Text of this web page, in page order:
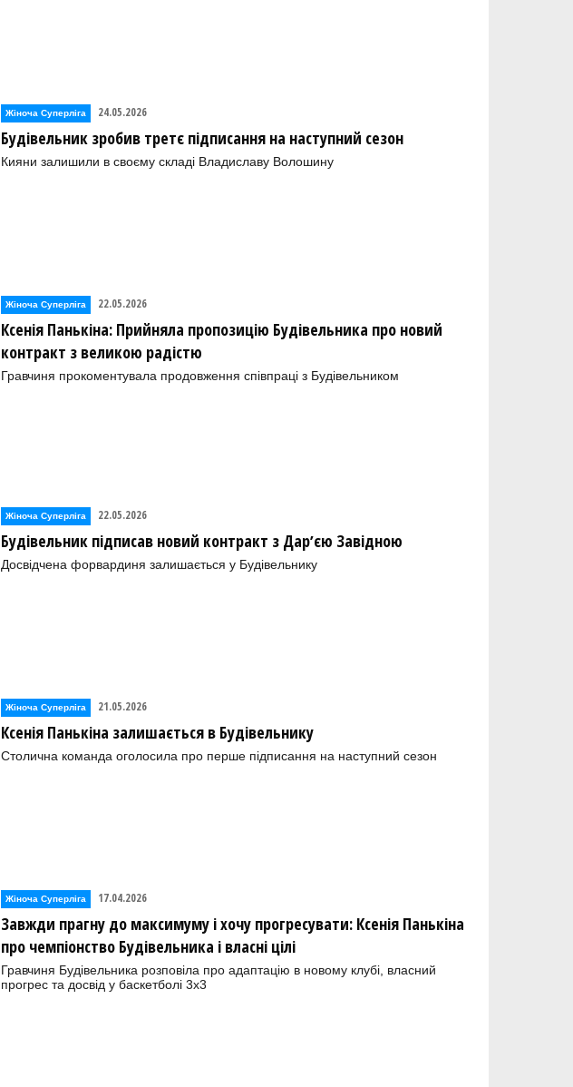
Жіноча Суперліга 24.05.2026
Будівельник зробив третє підписання на наступний сезон
Кияни залишили в своєму складі Владиславу Волошину
Жіноча Суперліга 22.05.2026
Ксенія Панькіна: Прийняла пропозицію Будівельника про новий
контракт з великою радістю
Гравчиня прокоментувала продовження співпраці з Будівельником
Жіноча Суперліга 22.05.2026
Будівельник підписав новий контракт з Дарʼєю Завідною
Досвідчена форвардиня залишається у Будівельнику
Жіноча Суперліга 21.05.2026
Ксенія Панькіна залишається в Будівельнику
Столична команда оголосила про перше підписання на наступний сезон
Жіноча Суперліга 17.04.2026
Завжди прагну до максимуму і хочу прогресувати: Ксенія Панькіна
про чемпіонство Будівельника і власні цілі
Гравчиня Будівельника розповіла про адаптацію в новому клубі, власний
прогрес та досвід у баскетболі 3х3